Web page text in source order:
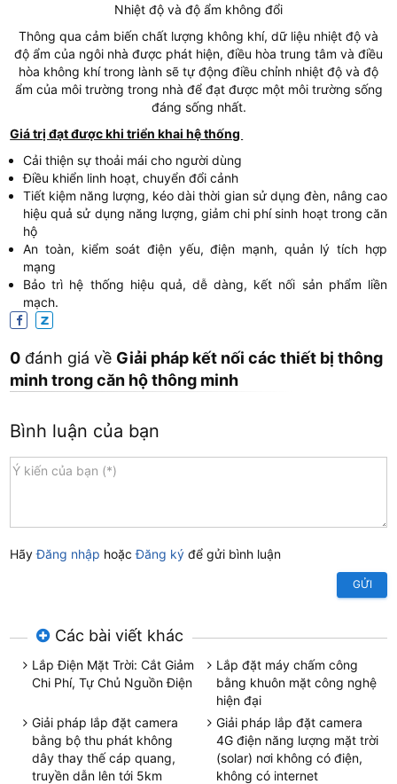
Nhiệt độ và độ ẩm không đổi
Thông qua cảm biến chất lượng không khí, dữ liệu nhiệt độ và
độ ẩm của ngôi nhà được phát hiện, điều hòa trung tâm và điều
hòa không khí trong lành sẽ tự động điều chỉnh nhiệt độ và độ
ẩm của môi trường trong nhà để đạt được một môi trường sống
đáng sống nhất.
Giá trị đạt được khi triển khai hệ thống
Cải thiện sự thoải mái cho người dùng
Điều khiển linh hoạt, chuyển đổi cảnh
Tiết kiệm năng lượng, kéo dài thời gian sử dụng đèn, nâng cao
hiệu quả sử dụng năng lượng, giảm chi phí sinh hoạt trong căn
hộ
An toàn, kiểm soát điện yếu, điện mạnh, quản lý tích hợp
mạng
Bảo trì hệ thống hiệu quả, dễ dàng, kết nối sản phẩm liền
mạch.
0 đánh giá về Giải pháp kết nối các thiết bị thông
minh trong căn hộ thông minh
Bình luận của bạn
HãyĐăng nhập hoặcĐăng ký để gửi bình luận
GỬI
Các bài viết khác
Lắp Điện Mặt Trời: Cắt Giảm
Chi Phí, Tự Chủ Nguồn Điện
Lắp đặt máy chấm công
bằng khuôn mặt công nghệ
hiện đại
Giải pháp lắp đặt camera
bằng bộ thu phát không
dây thay thế cáp quang,
truyền dẫn lên tới 5km
Giải pháp lắp đặt camera
4G điện năng lượng mặt trời
(solar) nơi không có điện,
không có internet